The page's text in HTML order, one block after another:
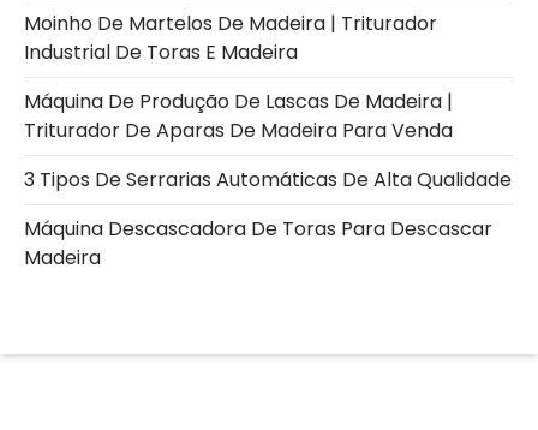
Moinho De Martelos De Madeira | Triturador
Industrial De Toras E Madeira
Máquina De Produção De Lascas De Madeira |
Triturador De Aparas De Madeira Para Venda
3 Tipos De Serrarias Automáticas De Alta Qualidade
Máquina Descascadora De Toras Para Descascar
Madeira